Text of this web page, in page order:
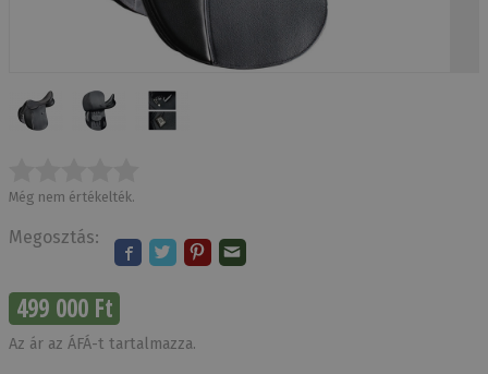
Még nem értékelték.
Megosztás:
499 000 Ft
Az ár az ÁFÁ-t tartalmazza.